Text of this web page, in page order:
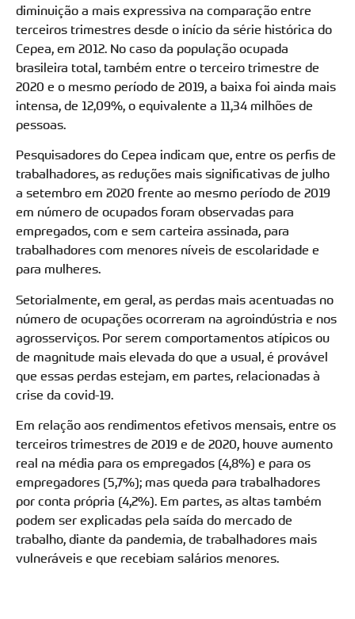
diminuição a mais expressiva na comparação entre
terceiros trimestres desde o início da série histórica do
Cepea, em 2012. No caso da população ocupada
brasileira total, também entre o terceiro trimestre de
2020 e o mesmo período de 2019, a baixa foi ainda mais
intensa, de 12,09%, o equivalente a 11,34 milhões de
pessoas.
Pesquisadores do Cepea indicam que, entre os perfis de
trabalhadores, as reduções mais significativas de julho
a setembro em 2020 frente ao mesmo período de 2019
em número de ocupados foram observadas para
empregados, com e sem carteira assinada, para
trabalhadores com menores níveis de escolaridade e
para mulheres.
Setorialmente, em geral, as perdas mais acentuadas no
número de ocupações ocorreram na agroindústria e nos
agrosserviços. Por serem comportamentos atípicos ou
de magnitude mais elevada do que a usual, é provável
que essas perdas estejam, em partes, relacionadas à
crise da covid-19.
Em relação aos rendimentos efetivos mensais, entre os
terceiros trimestres de 2019 e de 2020, houve aumento
real na média para os empregados (4,8%) e para os
empregadores (5,7%); mas queda para trabalhadores
por conta própria (4,2%). Em partes, as altas também
podem ser explicadas pela saída do mercado de
trabalho, diante da pandemia, de trabalhadores mais
vulneráveis e que recebiam salários menores.